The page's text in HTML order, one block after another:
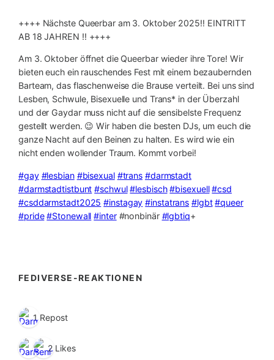
++++ Nächste Queerbar am 3. Oktober 2025‼️ EINTRITT
AB 18 JAHREN ‼️ ++++
Am 3. Oktober öffnet die Queerbar wieder ihre Tore! Wir
bieten euch ein rauschendes Fest mit einem bezaubernden
Barteam, das flaschenweise die Brause verteilt. Bei uns sind
Lesben, Schwule, Bisexuelle und Trans* in der Überzahl
und der Gaydar muss nicht auf die sensibelste Frequenz
gestellt werden. 😉 Wir haben die besten DJs, um euch die
ganze Nacht auf den Beinen zu halten. Es wird wie ein
nicht enden wollender Traum. Kommt vorbei!
#gay #lesbian #bisexual #trans #darmstadt
#darmstadtistbunt #schwul #lesbisch #bisexuell #csd
#csddarmstadt2025 #instagay #instatrans #lgbt #queer
#pride #Stonewall #inter#nonbinär #lgbtiq+
FEDIVERSE-REAKTIONEN
1 Repost
2 Likes